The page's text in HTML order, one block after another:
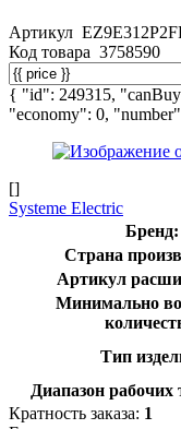
Артикул
Код товара 3758590
{ "id": 249315,
"economy": 0,
[]
Systeme Electric
Бренд:
Страна
Артикул
Минимально
Тип
Диапазон рабочих
Кратность заказа: 1